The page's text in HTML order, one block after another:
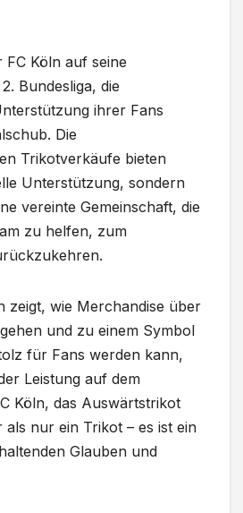
FC Köln auf seine
Bundesliga, die
ihrer Fans
Die
Trikotverkäufe bieten
Unterstützung, sondern
vereinte Gemeinschaft, die
zu helfen, zum
zeigt, wie Merchandise über
und zu einem Symbol
für Fans werden kann,
Leistung auf dem
Köln, das Auswärtstrikot
als nur ein Trikot – es ist ein
Glauben und